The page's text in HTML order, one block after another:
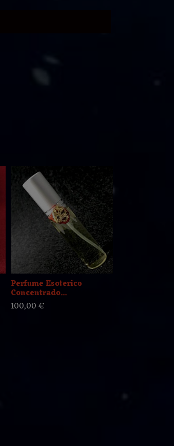
Perfume Esoterico
Concentrado...
100,00 €